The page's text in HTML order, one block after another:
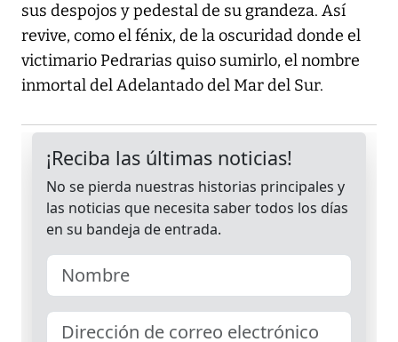
sus despojos y pedestal de su grandeza. Así
revive, como el fénix, de la oscuridad donde el
victimario Pedrarias quiso sumirlo, el nombre
inmortal del Adelantado del Mar del Sur.